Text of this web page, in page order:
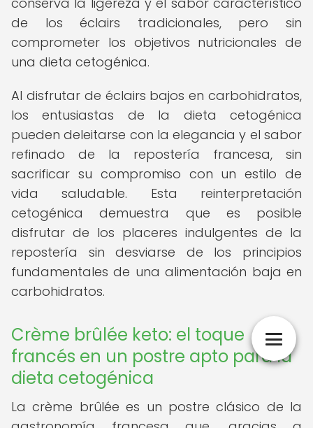
de los éclairs tradicionales, pero sin
comprometer los objetivos nutricionales de
una dieta cetogénica.
Al disfrutar de éclairs bajos en carbohidratos,
los entusiastas de la dieta cetogénica
pueden deleitarse con la elegancia y el sabor
refinado de la repostería francesa, sin
sacrificar su compromiso con un estilo de
vida saludable. Esta reinterpretación
cetogénica demuestra que es posible
disfrutar de los placeres indulgentes de la
repostería sin desviarse de los principios
fundamentales de una alimentación baja en
carbohidratos.
Crème brûlée keto: el toque
francés en un postre apto para la
dieta cetogénica
La crème brûlée es un postre clásico de la